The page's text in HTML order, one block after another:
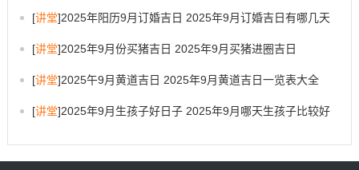
[讲堂]2025年阳历9月订婚吉日 2025年9月订婚吉日有哪几天
[讲堂]2025年9月份买猪吉日 2025年9月买猪进圈吉日
[讲堂]2025午9月黄道吉日 2025年9月黄道吉日一览表大全
[讲堂]2025年9月生孩子好日子 2025年9月哪天生孩子比较好